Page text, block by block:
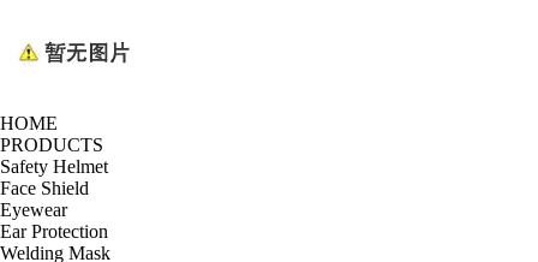
HOME
PRODUCTS
Safety Helmet
Face Shield
Eyewear
Ear Protection
Welding Mask